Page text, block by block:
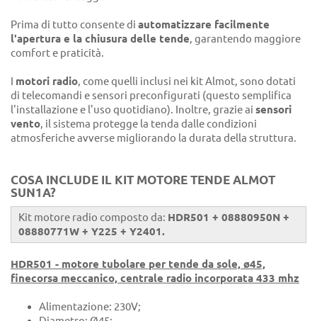
Prima di tutto consente di automatizzare facilmente
l'apertura e la chiusura delle tende, garantendo maggiore
comfort e praticità.
I motori radio, come quelli inclusi nei kit Almot, sono dotati
di telecomandi e sensori preconfigurati (questo semplifica
l'installazione e l'uso quotidiano). Inoltre, grazie ai sensori
vento, il sistema protegge la tenda dalle condizioni
atmosferiche avverse migliorando la durata della struttura.
COSA INCLUDE IL KIT MOTORE TENDE ALMOT
SUN1A?
Kit motore radio composto da: HDR501 + 08880950N +
08880771W + Y225 + Y2401.
HDR501 - motore tubolare per tende da sole, ø45,
finecorsa meccanico, centrale radio incorporata 433 mhz
Alimentazione: 230V;